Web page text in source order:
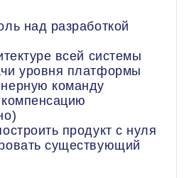
над разработкой
всей системы
уровня платформы
команду
продукт с нуля
существующий